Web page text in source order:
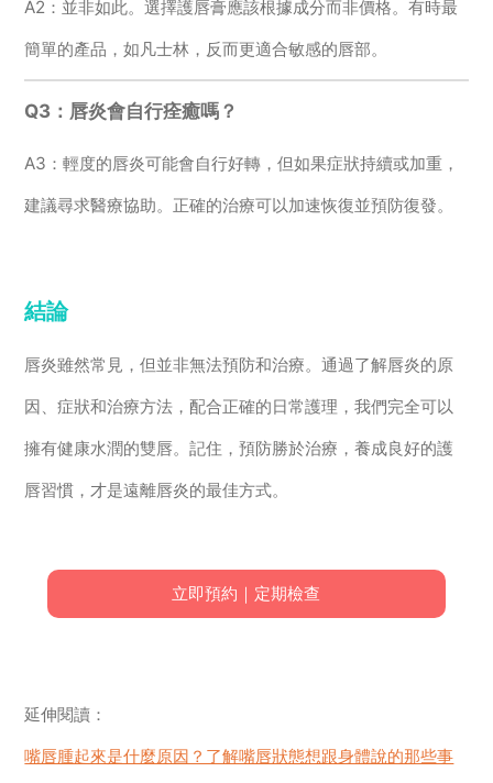
A2：並非如此。選擇護唇膏應該根據成分而非價格。有時最
簡單的產品，如凡士林，反而更適合敏感的唇部。
Q3：唇炎會自行痊癒嗎？
A3：輕度的唇炎可能會自行好轉，但如果症狀持續或加重，
建議尋求醫療協助。正確的治療可以加速恢復並預防復發。
結論
唇炎雖然常見，但並非無法預防和治療。通過了解唇炎的原
因、症狀和治療方法，配合正確的日常護理，我們完全可以
擁有健康水潤的雙唇。記住，預防勝於治療，養成良好的護
唇習慣，才是遠離唇炎的最佳方式。
立即預約｜定期檢查
延伸閱讀：
嘴唇腫起來是什麼原因？了解嘴唇狀態想跟身體說的那些事